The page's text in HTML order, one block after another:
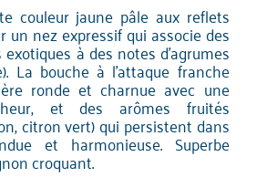
couleur jaune pâle aux reflets
un nez expressif qui associe des
à des notes d'agrumes
La bouche à l'attaque franche
ronde et charnue avec une
et des arômes fruités
citron vert) qui persistent dans
et harmonieuse. Superbe
croquant.